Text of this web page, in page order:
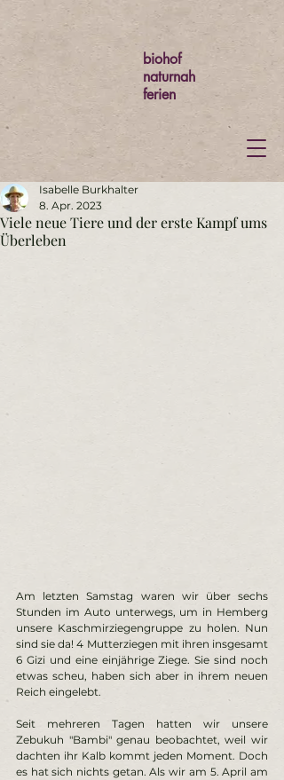
biohof
naturnah
ferien
Viele neue Tiere und der erste Kampf ums
Überleben
Isabelle Burkhalter
8. Apr. 2023
Am letzten Samstag waren wir über sechs
Stunden im Auto unterwegs, um in Hemberg
unsere Kaschmirziegengruppe zu holen. Nun
sind sie da! 4 Mutterziegen mit ihren insgesamt
6 Gizi und eine einjährige Ziege. Sie sind noch
etwas scheu, haben sich aber in ihrem neuen
Reich eingelebt.
Seit mehreren Tagen hatten wir unsere
Zebukuh "Bambi" genau beobachtet, weil wir
dachten ihr Kalb kommt jeden Moment. Doch
es hat sich nichts getan. Als wir am 5. April am